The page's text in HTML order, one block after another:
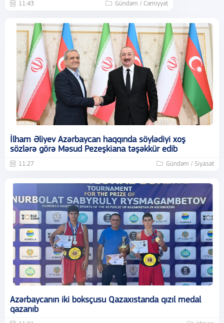
11:43 Gündəm / Cəmiyyət
İlham Əliyev Azərbaycan haqqında söylədiyi xoş
sözlərə görə Məsud Pezeşkiana təşəkkür edib
11:27 Gündəm / Siyasət
Azərbaycanın iki boksçusu Qazaxıstanda qızıl medal
qazanıb